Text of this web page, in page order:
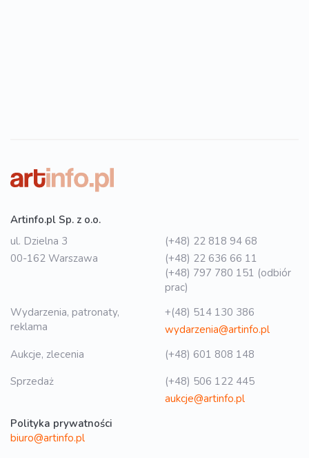
Artinfo.pl Sp. z o.o.
ul. Dzielna 3
00-162 Warszawa
(+48) 22 818 94 68
(+48) 22 636 66 11
(+48) 797 780 151 (odbiór
prac)
Wydarzenia, patronaty,
reklama
+(48) 514 130 386
wydarzenia@artinfo.pl
Aukcje, zlecenia
(+48) 601 808 148
Sprzedaż
(+48) 506 122 445
aukcje@artinfo.pl
Polityka prywatności
biuro@artinfo.pl